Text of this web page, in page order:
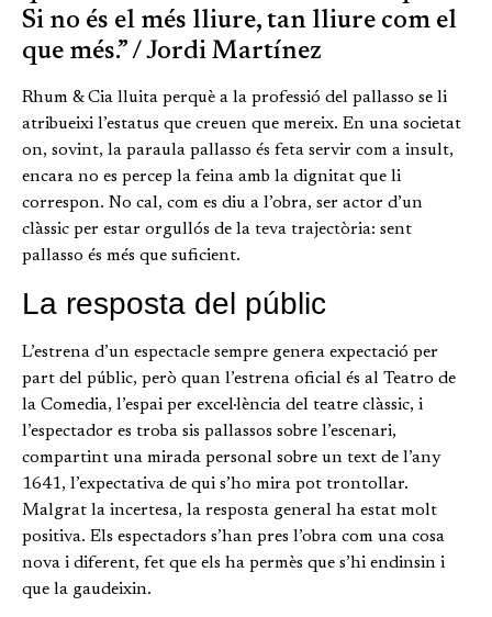
Si no és el més lliure, tan lliure com el
que més.” / Jordi Martínez
Rhum & Cia lluita perquè a la professió del pallasso se li
atribueixi l’estatus que creuen que mereix. En una societat
on, sovint, la paraula pallasso és feta servir com a insult,
encara no es percep la feina amb la dignitat que li
correspon. No cal, com es diu a l’obra, ser actor d’un
clàssic per estar orgullós de la teva trajectòria: sent
pallasso és més que suficient.
La resposta del públic
L’estrena d’un espectacle sempre genera expectació per
part del públic, però quan l’estrena oficial és al Teatro de
la Comedia, l’espai per excel·lència del teatre clàssic, i
l’espectador es troba sis pallassos sobre l’escenari,
compartint una mirada personal sobre un text de l’any
1641, l’expectativa de qui s’ho mira pot trontollar.
Malgrat la incertesa, la resposta general ha estat molt
positiva. Els espectadors s’han pres l’obra com una cosa
nova i diferent, fet que els ha permès que s’hi endinsin i
que la gaudeixin.